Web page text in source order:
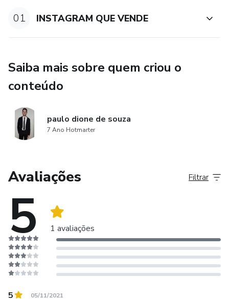
01 INSTAGRAM QUE VENDE
Saiba mais sobre quem criou o
conteúdo
paulo dione de souza
7 Ano Hotmarter
Avaliações
5 1 avaliações
Filtrar
5 05/11/2021